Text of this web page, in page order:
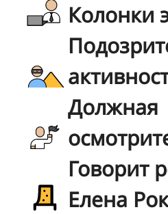
Колонки
Должная
Говорит
Елена